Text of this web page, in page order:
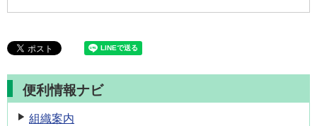
便利情報ナビ
組織案内